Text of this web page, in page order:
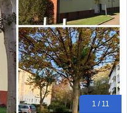
1 / 11